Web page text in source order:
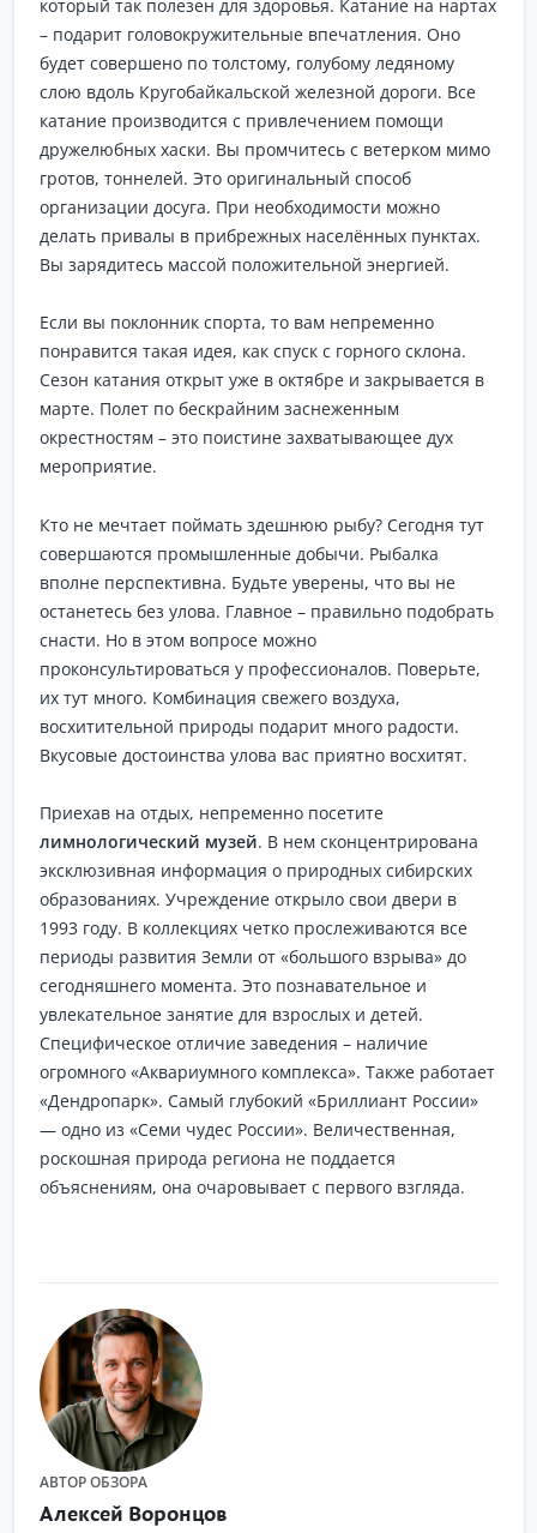
который так полезен для здоровья. Катание на нартах
– подарит головокружительные впечатления. Оно
будет совершено по толстому, голубому ледяному
слою вдоль Кругобайкальской железной дороги. Все
катание производится с привлечением помощи
дружелюбных хаски. Вы промчитесь с ветерком мимо
гротов, тоннелей. Это оригинальный способ
организации досуга. При необходимости можно
делать привалы в прибрежных населённых пунктах.
Вы зарядитесь массой положительной энергией.
Если вы поклонник спорта, то вам непременно
понравится такая идея, как спуск с горного склона.
Сезон катания открыт уже в октябре и закрывается в
марте. Полет по бескрайним заснеженным
окрестностям – это поистине захватывающее дух
мероприятие.
Кто не мечтает поймать здешнюю рыбу? Сегодня тут
совершаются промышленные добычи. Рыбалка
вполне перспективна. Будьте уверены, что вы не
останетесь без улова. Главное – правильно подобрать
снасти. Но в этом вопросе можно
проконсультироваться у профессионалов. Поверьте,
их тут много. Комбинация свежего воздуха,
восхитительной природы подарит много радости.
Вкусовые достоинства улова вас приятно восхитят.
Приехав на отдых, непременно посетите
лимнологический музей. В нем сконцентрирована
эксклюзивная информация о природных сибирских
образованиях. Учреждение открыло свои двери в
1993 году. В коллекциях четко прослеживаются все
периоды развития Земли от «большого взрыва» до
сегодняшнего момента. Это познавательное и
увлекательное занятие для взрослых и детей.
Специфическое отличие заведения – наличие
огромного «Аквариумного комплекса». Также работает
«Дендропарк». Самый глубокий «Бриллиант России»
— одно из «Семи чудес России». Величественная,
роскошная природа региона не поддается
объяснениям, она очаровывает с первого взгляда.
АВТОР ОБЗОРА
Алексей Воронцов